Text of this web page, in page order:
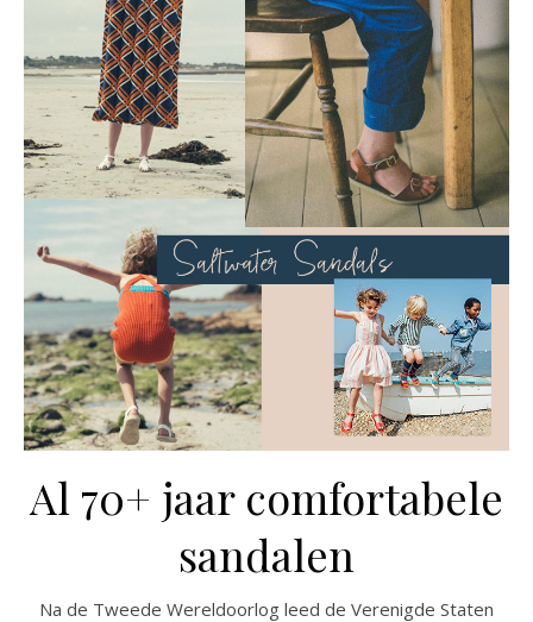
Al 70+ jaar comfortabele
sandalen
Na de Tweede Wereldoorlog leed de Verenigde Staten